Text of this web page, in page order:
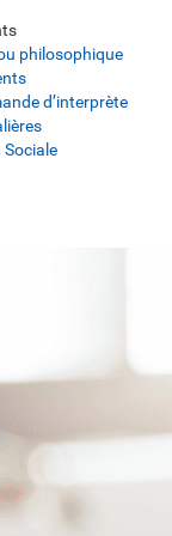
philosophique
d’interprète
Sociale